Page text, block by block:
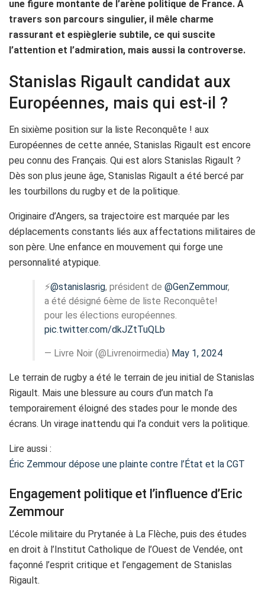
une figure montante de l’arène politique de France. À
travers son parcours singulier, il mêle charme
rassurant et espièglerie subtile, ce qui suscite
l’attention et l’admiration, mais aussi la controverse.
Stanislas Rigault candidat aux
Européennes, mais qui est-il ?
En sixième position sur la liste Reconquête ! aux
Européennes de cette année, Stanislas Rigault est encore
peu connu des Français. Qui est alors Stanislas Rigault ?
Dès son plus jeune âge, Stanislas Rigault a été bercé par
les tourbillons du rugby et de la politique.
Originaire d’Angers, sa trajectoire est marquée par les
déplacements constants liés aux affectations militaires de
son père. Une enfance en mouvement qui forge une
personnalité atypique.
⚡️@stanislasrig, président de @GenZemmour,
a été désigné 6ème de liste Reconquête!
pour les élections européennes.
pic.twitter.com/dkJZtTuQLb
— Livre Noir (@Livrenoirmedia) May 1, 2024
Le terrain de rugby a été le terrain de jeu initial de Stanislas
Rigault. Mais une blessure au cours d’un match l’a
temporairement éloigné des stades pour le monde des
écrans. Un virage inattendu qui l’a conduit vers la politique.
Lire aussi :
Éric Zemmour dépose une plainte contre l’État et la CGT
Engagement politique et l’influence d’Eric
Zemmour
L’école militaire du Prytanée à La Flèche, puis des études
en droit à l’Institut Catholique de l’Ouest de Vendée, ont
façonné l’esprit critique et l’engagement de Stanislas
Rigault.